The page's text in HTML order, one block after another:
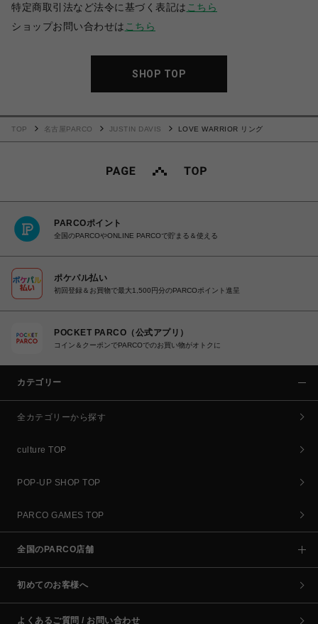
特定商取引法など法令に基づく表記は こちら
ショップお問い合わせは こちら
SHOP TOP
TOP 名古屋PARCO JUSTIN DAVIS LOVE WARRIOR リング
PARCOポイント
全国のPARCOやONLINE PARCOで貯まる＆使える
ポケパル払い
初回登録＆お買物で最大1,500円分のPARCOポイント進呈
POCKET PARCO（公式アプリ）
コイン＆クーポンでPARCOでのお買い物がオトクに
カテゴリー
全カテゴリーから探す
culture TOP
POP-UP SHOP TOP
PARCO GAMES TOP
全国のPARCO店舗
初めてのお客様へ
よくあるご質問 / お問い合わせ